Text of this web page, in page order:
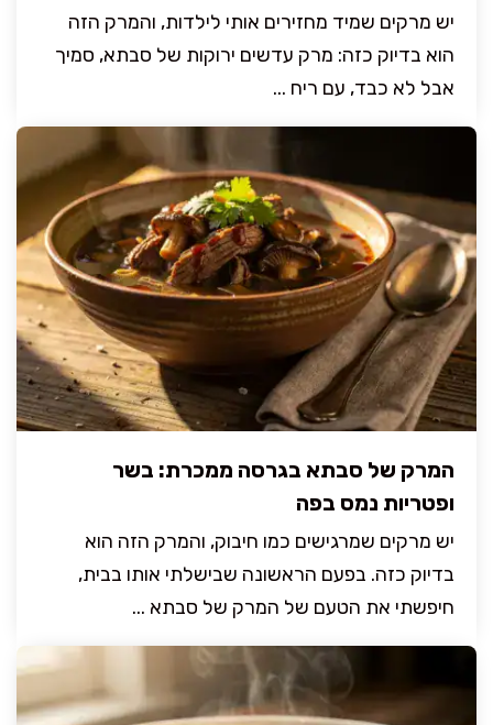
יש מרקים שמיד מחזירים אותי לילדות, והמרק הזה
הוא בדיוק כזה: מרק עדשים ירוקות של סבתא, סמיך
אבל לא כבד, עם ריח ...
המרק של סבתא בגרסה ממכרת: בשר
ופטריות נמס בפה
יש מרקים שמרגישים כמו חיבוק, והמרק הזה הוא
בדיוק כזה. בפעם הראשונה שבישלתי אותו בבית,
חיפשתי את הטעם של המרק של סבתא ...